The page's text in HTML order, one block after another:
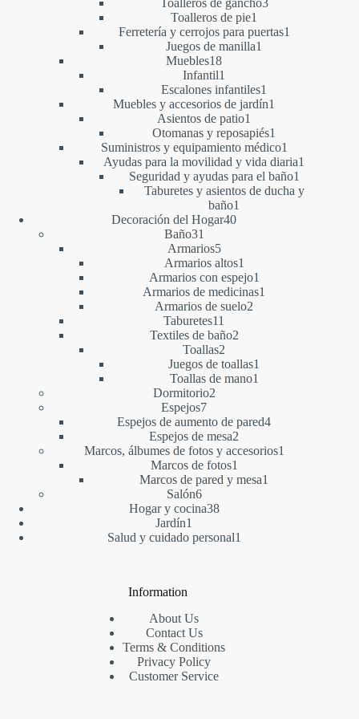
Toalleros de gancho3
Toalleros de pie1
producto
Ferretería y cerrojos para puertas1
Juegos de manilla1
Muebles1818
productos
Infantil1
producto
Escalones infantiles1
producto
Muebles y accesorios de jardín1
Asientos de patio1
producto
Otomanas y reposapiés1
producto
Suministros y equipamiento médico1
producto
Ayudas para la movilidad y vida diaria1
Seguridad y ayudas para el baño1
producto
Taburetes y asientos de ducha y
baño1
Decoración del Hogar4040
Baño31
productos
Armarios55
productos
Armarios altos1
producto
Armarios con espejo1
producto
Armarios de medicinas1
Armarios de suelo2
Taburetes11
productos
Textiles de baño22
Toallas2
productos
Juegos de toallas1
Toallas de mano1
Dormitorio22
Espejos77
productos
Espejos de aumento de pared44
Espejos de mesa2
productos
Marcos, álbumes de fotos y accesorios1
Marcos de fotos1
producto
Marcos de pared y mesa1
Salón66
productos
Hogar y cocina3838
Jardín1
producto
Salud y cuidado personal1
Information
About Us
Contact Us
Terms & Conditions
Privacy Policy
Customer Service